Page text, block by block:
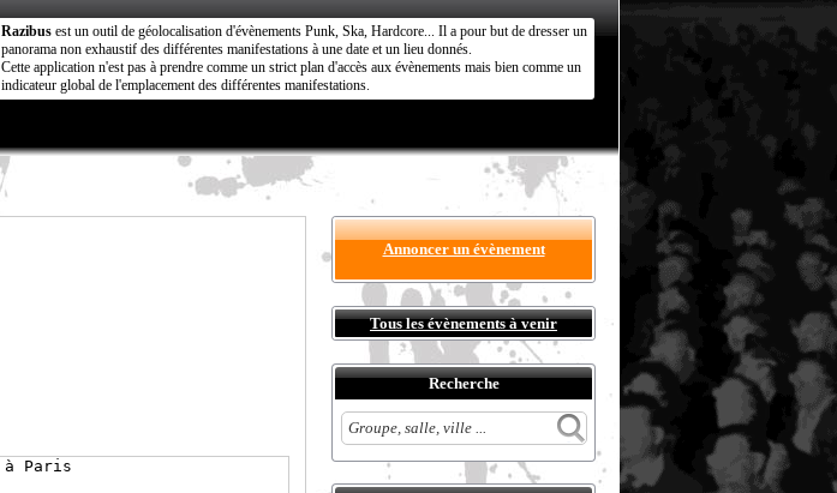
Razibus est un outil de géolocalisation d'évènements Punk, Ska, Hardcore... Il a pour but de dresser un
panorama non exhaustif des différentes manifestations à une date et un lieu donnés.
Cette application n'est pas à prendre comme un strict plan d'accès aux évènements mais bien comme un
indicateur global de l'emplacement des différentes manifestations.
Annoncer un évènement
Tous les évènements à venir
Recherche